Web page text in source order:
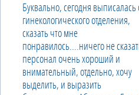
Буквально, сегодня выписалась
гинекологического отделения,
сказать что мне
понравилось....ничего не
персонал очень хороший и
внимательный, отдельно, хочу
выделить, и выразить